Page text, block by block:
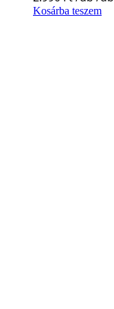
Kosárba teszem